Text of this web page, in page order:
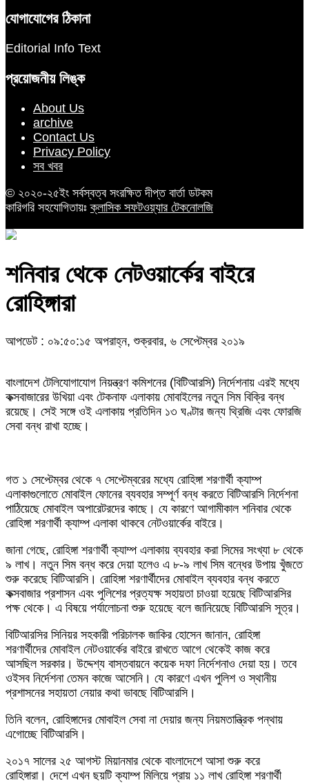
যোগাযোগের ঠিকানা
Editorial Info Text
প্রয়োজনীয় লিঙ্ক
About Us
archive
Contact Us
Privacy Policy
সব খবর
© ২০২০-২৫ইং সর্বস্বত্ব সংরক্ষিত দীপ্ত বার্তা ডটকম
কারিগরি সহযোগিতায়ঃক্লাসিক সফটওয়্যার টেকনোলজি
শনিবার থেকে নেটওয়ার্কের বাইরে
রোহিঙ্গারা
আপডেট : ০৯:৫০:১৫ অপরাহ্ন, শুক্রবার, ৬ সেপ্টেম্বর ২০১৯
বাংলাদেশ টেলিযোগাযোগ নিয়ন্ত্রণ কমিশনের (বিটিআরসি) নির্দেশনায় এরই মধ্যে
কক্সবাজারের উখিয়া এবং টেকনাফ এলাকায় মোবাইলের নতুন সিম বিক্রি বন্ধ
রয়েছে। সেই সঙ্গে ওই এলাকায় প্রতিদিন ১৩ ঘণ্টার জন্য থ্রিজি এবং ফোরজি
সেবা বন্ধ রাখা হচ্ছে।
গত ১ সেপ্টেম্বর থেকে ৭ সেপ্টেম্বরের মধ্যে রোহিঙ্গা শরণার্থী ক্যাম্প
এলাকাগুলোতে মোবাইল ফোনের ব্যবহার সম্পূর্ণ বন্ধ করতে বিটিআরসি নির্দেশনা
পাঠিয়েছে মোবাইল অপারেটরদের কাছে। যে কারণে আগামীকাল শনিবার থেকে
রোহিঙ্গা শরণার্থী ক্যাম্প এলাকা থাকবে নেটওয়ার্কের বাইরে।
জানা গেছে, রোহিঙ্গা শরণার্থী ক্যাম্প এলাকায় ব্যবহার করা সিমের সংখ্যা ৮ থেকে
৯ লাখ। নতুন সিম বন্ধ করে দেয়া হলেও এ ৮-৯ লাখ সিম বন্ধের উপায় খুঁজতে
শুরু করেছে বিটিআরসি। রোহিঙ্গা শরণার্থীদের মোবাইল ব্যবহার বন্ধ করতে
কক্সবাজার প্রশাসন এবং পুলিশের প্রত্যক্ষ সহায়তা চাওয়া হয়েছে বিটিআরসির
পক্ষ থেকে। এ বিষয়ে পর্যালোচনা শুরু হয়েছে বলে জানিয়েছে বিটিআরসি সূত্র।
বিটিআরসির সিনিয়র সহকারী পরিচালক জাকির হোসেন জানান, রোহিঙ্গা
শরণার্থীদের মোবাইল নেটওয়ার্কের বাইরে রাখতে আগে থেকেই কাজ করে
আসছিল সরকার। উদ্দেশ্য বাস্তবায়নে কয়েক দফা নির্দেশনাও দেয়া হয়। তবে
ওইসব নির্দেশনা তেমন কাজে আসেনি। যে কারণে এখন পুলিশ ও স্থানীয়
প্রশাসনের সহায়তা নেয়ার কথা ভাবছে বিটিআরসি।
তিনি বলেন, রোহিঙ্গাদের মোবাইল সেবা না দেয়ার জন্য নিয়মতান্ত্রিক পন্থায়
এগোচ্ছে বিটিআরসি।
২০১৭ সালের ২৫ আগস্ট মিয়ানমার থেকে বাংলাদেশে আসা শুরু করে
রোহিঙ্গারা। দেশে এখন ছয়টি ক্যাম্প মিলিয়ে প্রায় ১১ লাখ রোহিঙ্গা শরণার্থী